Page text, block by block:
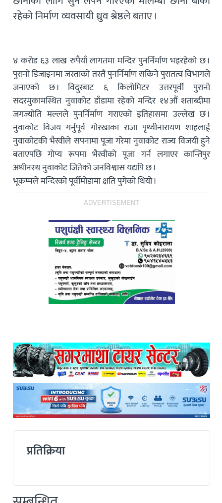
रहेको निर्माण व्यवसायी ध्रुव श्रेष्ठले बताए ।
४ करोड ६३ लाख रुपैयाँ लागतमा मन्दिर पुनर्निर्माण भइरहेको छ ।
पुरानो डिजाइनमा जस्ताको तस्तै पुनर्निर्माण सकिने पुरातत्व विभागले
जनाएको छ । विदुरबाट ६ किलोमिटर उत्तरपूर्वी पुरानो
सदरमुकामस्थित नुवाकोट डाँडामा रहेको मन्दिर १४औं शताब्दीमा
जगज्योति मल्लले पुनर्निर्माण गराएको इतिहासमा उल्लेख छ ।
नुवाकोट विजय गर्नुपूर्व गोरखाका राजा पृथ्वीनारायण शाहलाई
नुवाकोटकी भैरवीले सपनामा पूजा गरेमा नुवाकोट राज्य विजयी हुने
बताएपछि गोप्य रूपमा भैरवीको पूजा गर्न लगाएर कान्तिपुर
अधीनस्थ नुवाकोट जितेको जनविश्वास यद्यपि छ ।
भूकम्पले मन्दिरको पूर्वीमोडामा क्षति पुगेको थियो ।
ADVERTISEMENT
प्रतिक्रिया